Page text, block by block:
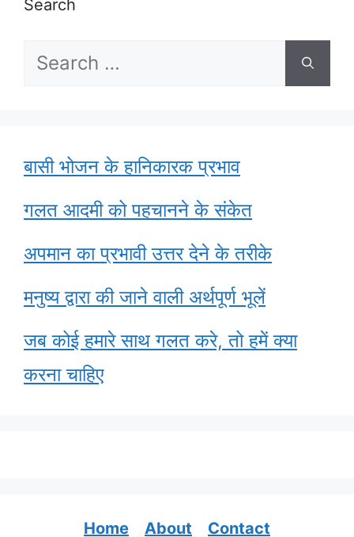
Search
Search
बासी भोजन के हानिकारक प्रभाव
गलत आदमी को पहचानने के संकेत
अपमान का प्रभावी उत्तर देने के तरीके
मनुष्य द्वारा की जाने वाली अर्थपूर्ण भूलें
जब कोई हमारे साथ गलत करे, तो हमें क्या
करना चाहिए
Home About Contact